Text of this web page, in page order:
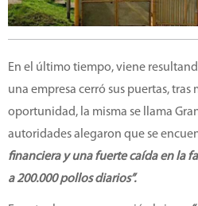
En el último tiempo, viene
una empresa cerró sus puertas, tras
oportunidad, la misma se llama
autoridades alegaron que se
financiera y una fuerte caída en la
a 200.000 pollos diarios”.